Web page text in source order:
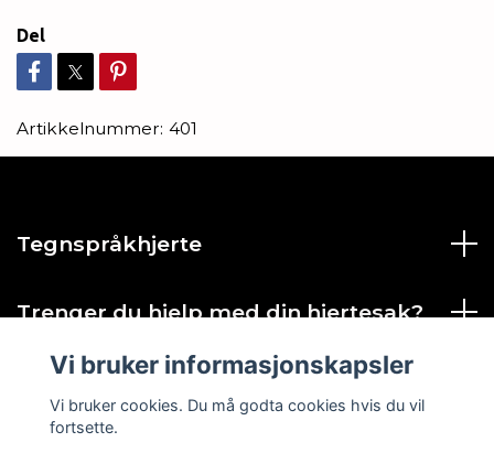
Del
Artikkelnummer: 401
Tegnspråkhjerte
Trenger du hjelp med din hjertesak?
Sosiale medier
Vi bruker informasjonskapsler
Vi bruker cookies. Du må godta cookies hvis du vil
fortsette.